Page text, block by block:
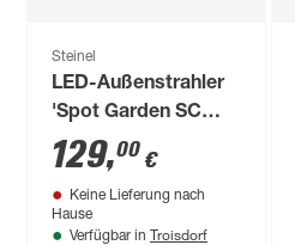
Steinel
LED-Außenstrahler
'Spot Garden SC
24V' mit
Bewegungssensor
7,9 W 363 lm
warmweiß,
129,00 €
Keine Lieferung nach
Hause
Verfügbar in Troisdorf